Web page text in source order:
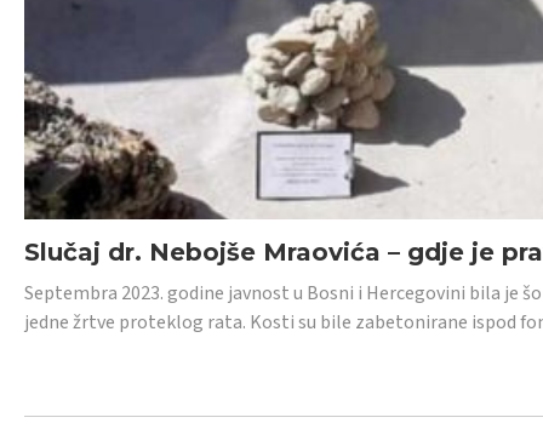
Slučaj dr. Nebojše Mraovića – gdje je
Septembra 2023. godine javnost u Bosni i Hercegovini bila je
jedne žrtve proteklog rata. Kosti su bile zabetonirane ispod